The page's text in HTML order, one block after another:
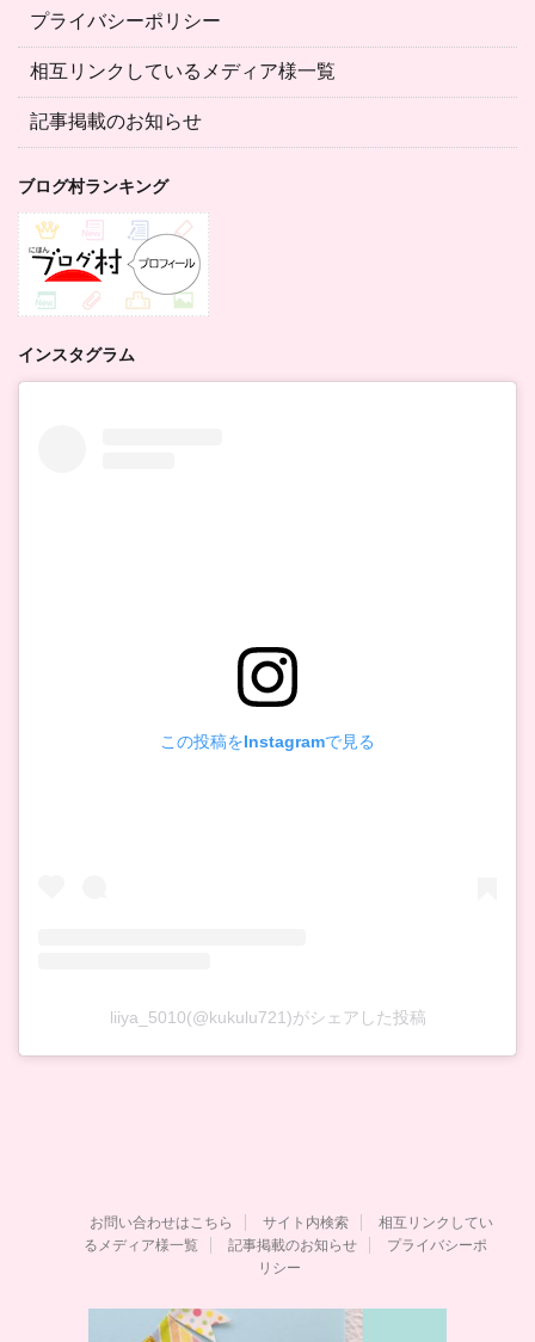
プライバシーポリシー
相互リンクしているメディア様一覧
記事掲載のお知らせ
ブログ村ランキング
インスタグラム
この投稿をInstagramで見る
liiya_5010(@kukulu721)がシェアした投稿
お問い合わせはこちら サイト内検索
相互リンクしてい
るメディア様一覧
記事掲載のお知らせ
プライバシーポ
リシー